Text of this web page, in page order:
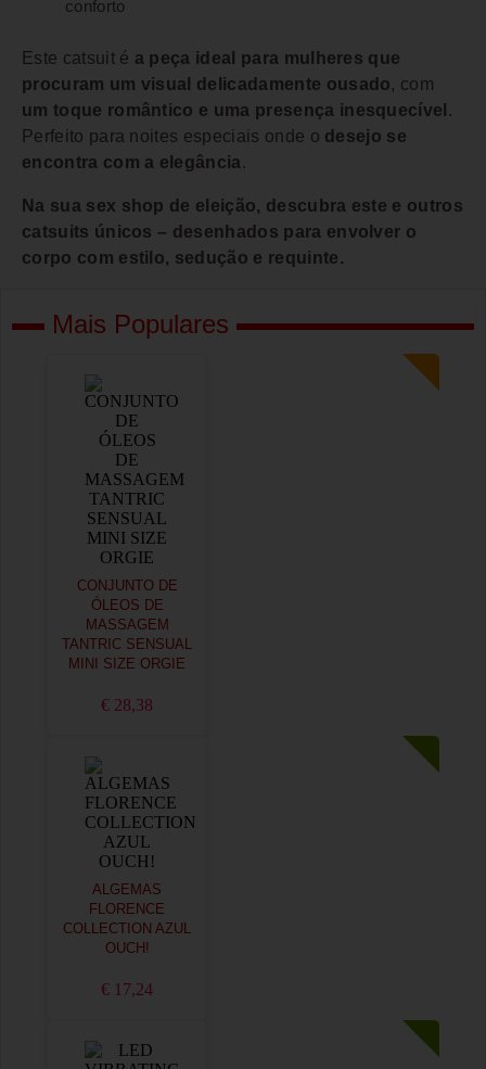
conforto
Este catsuit é a peça ideal para mulheres que
procuram um visual delicadamente ousado, com
um toque romântico e uma presença inesquecível .
Perfeito para noites especiais onde o desejo se
encontra com a elegância .
Na sua sex shop de eleição, descubra este e outros
catsuits únicos – desenhados para envolver o
corpo com estilo, sedução e requinte.
Mais Populares
CONJUNTO DE
ÓLEOS DE
MASSAGEM
TANTRIC SENSUAL
MINI SIZE ORGIE
€ 28,38
ALGEMAS
FLORENCE
COLLECTION AZUL
OUCH!
€ 17,24